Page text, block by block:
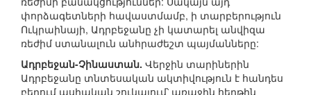
փորձագետների հավաստմամբ, ի տարբերություն
Ուկրաինայի, Ադրբեջանը չի կատարել անվիզա
ռեժիմ ստանալուն անհրաժեշտ պայմանները:
Ադրբեջան-Չինաստան. Վերջին տարիներին
Ադրբեջանը տնտեսական ակտիվություն է հանդես
բերում ասիական շուկայում՝ առաջին հերթին